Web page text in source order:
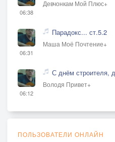
06:38
Девчонкам Мой Плюс+
06:31
Парадокс... ст.5.2
Маша Моё Почтение+
06:12
С днём строителя,
Володя Привет+
ПОЛЬЗОВАТЕЛИ ОНЛАЙН